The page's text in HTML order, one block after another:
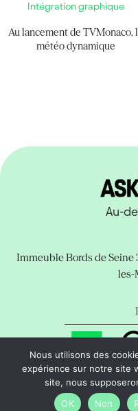
Intégration graphique
Au lancement de TVMonaco,
météo dynamique
Au-
Immeuble Bords de Seine
les-
Mentions Légales
copyright ©
Nous utilisons des
expérience sur notre site
site, nous
OK
Non